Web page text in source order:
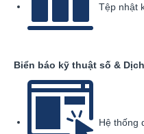
Tệp nhật
Biển báo kỹ thuật số &
Hệ thống